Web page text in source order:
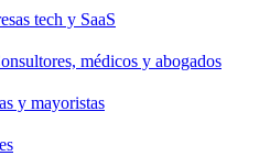
tech y SaaS
médicos y abogados
y mayoristas